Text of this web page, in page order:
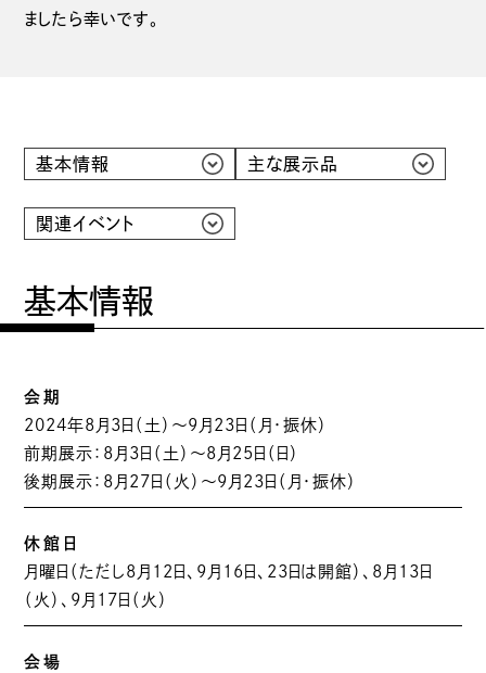
ましたら幸いです。
基本情報 主な展示品
関連イベント
基本情報
会期
2024年8月3日（土）〜9月23日（月・振休）
前期展示：8月3日（土）～8月25日（日）
後期展示：8月27日（火）～9月23日（月・振休）
休館日
月曜日（ただし8月12日、9月16日、23日は開館）、8月13日
（火）、9月17日（火）
会場